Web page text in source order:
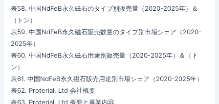
表58. 中国NdFeB永久磁石のタイプ別販売量（2020-2025年）＆
（トン）
表59. 中国NdFeB永久磁石販売数量のタイプ別市場シェア（2020-
2025年）
表60. 中国NdFeB永久磁石用途別販売量（2020-2025年）＆（ト
ン）
表61. 中国NdFeB永久磁石販売用途別市場シェア（2020-2025年）
表62. Proterial, Ltd 会社概要
表63. Proterial, Ltd 概要と事業内容